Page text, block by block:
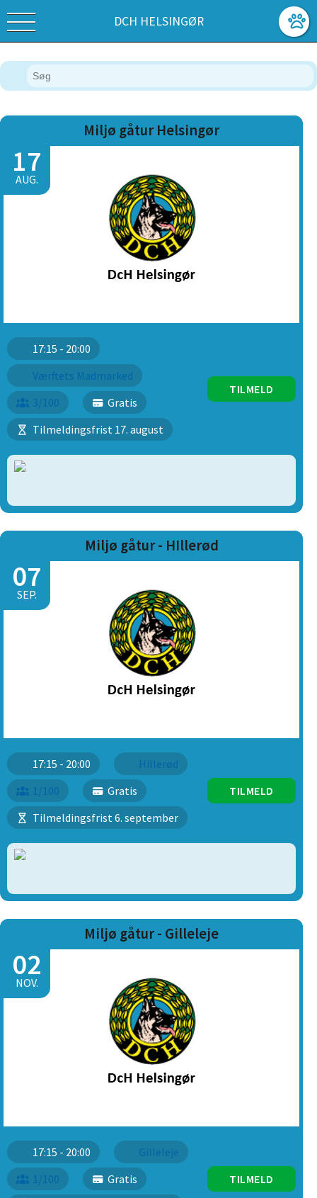
DCH HELSINGØR
Miljø gåtur Helsingør
17
AUG.
17:15 - 20:00
Værftets Madmarked
3/100
Gratis
Tilmeldingsfrist 17. august
TILMELD
Miljø gåtur - HIllerød
07
SEP.
17:15 - 20:00
Hillerød
1/100
Gratis
Tilmeldingsfrist 6. september
TILMELD
Miljø gåtur - Gilleleje
02
NOV.
17:15 - 20:00
Gilleleje
1/100
Gratis
TILMELD